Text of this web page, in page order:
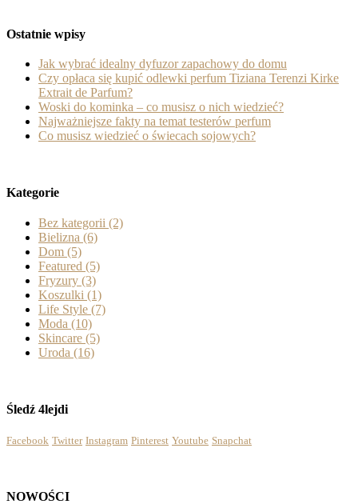
Ostatnie wpisy
Jak wybrać idealny dyfuzor zapachowy do domu
Czy opłaca się kupić odlewki perfum Tiziana Terenzi Kirke
Extrait de Parfum?
Woski do kominka – co musisz o nich wiedzieć?
Najważniejsze fakty na temat testerów perfum
Co musisz wiedzieć o świecach sojowych?
Kategorie
Bez kategorii (2)
Bielizna (6)
Dom (5)
Featured (5)
Fryzury (3)
Koszulki (1)
Life Style (7)
Moda (10)
Skincare (5)
Uroda (16)
Śledź 4lejdi
Facebook Twitter Instagram Pinterest Youtube Snapchat
NOWOŚCI